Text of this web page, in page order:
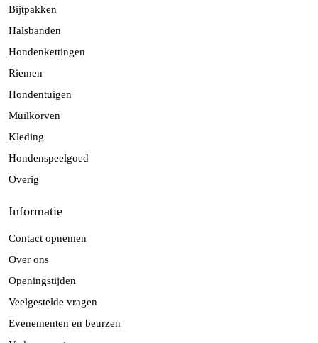
Bijtpakken
Halsbanden
Hondenkettingen
Riemen
Hondentuigen
Muilkorven
Kleding
Hondenspeelgoed
Overig
Informatie
Contact opnemen
Over ons
Openingstijden
Veelgestelde vragen
Evenementen en beurzen